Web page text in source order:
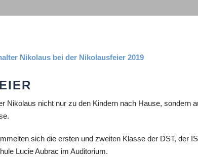
Nikolaus nicht nur zu den Kindern nach Hause, sondern
sich die ersten und zweiten Klasse der DST, der
Lucie Aubrac im Auditorium.